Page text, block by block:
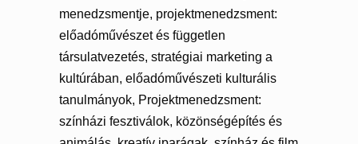
menedzsmentje, projektmenedzsment:
előadóművészet és független
társulatvezetés, stratégiai marketing a
kultúrában, előadóművészeti kulturális
tanulmányok, Projektmenedzsment:
színházi fesztiválok, közönségépítés és